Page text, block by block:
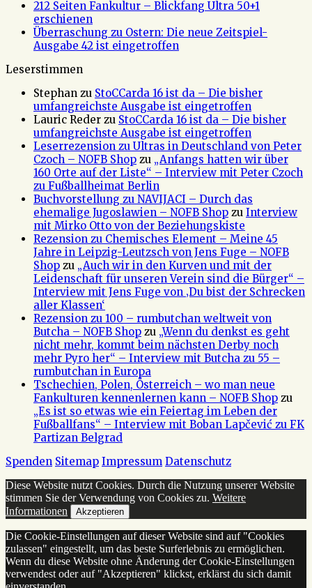
212 Seiten Fankultur – Blickfang Ultra 50+1
erschienen
Überraschung zu Ostern: Die neue Zeitspiel-
Ausgabe 42 ist eingetroffen
Leserstimmen
Stephan zu StoCCarda 16 ist da – Die bisher
umfangreichste Ausgabe ist eingetroffen
Lauric Reder zu StoCCarda 16 ist da – Die bisher
umfangreichste Ausgabe ist eingetroffen
Leserrezension zu Ultras in Deutschland von Peter
Czoch – NOFB Shop zu „Anfangs hatten wir über
160 Orte auf der Liste“ – Interview mit Peter Czoch
zu Fußballheimat Berlin
Buchvorstellung zu NAVIJACI – Durch das
ehemalige Jugoslawien – NOFB Shop zu Interview
mit Mirko Otto von der Beziehungskiste
Rezension zu Chemisches Element – Meine 45
Jahre in Leipzig-Leutzsch von Jens Fuge – NOFB
Shop zu „Auch wir in den Kurven und mit der
Leidenschaft für unseren Verein sind die Bürger“ –
Interview mit Jens Fuge von ‚Du bist der Schrecken
aller Klassen‘
Rezension zu 100 – rumbutchan weltweit von
Butcha – NOFB Shop zu „Wenn du denkst es geht
nicht mehr, kommt beim nächsten Derby noch
mehr Pyro her“ – Interview mit Butcha zu 55 –
rumbutchan in Europa
Tschechien, Polen, Österreich – wo man neue
Fankulturen kennenlernen kann – NOFB Shop zu
„Es ist so etwas wie ein Feiertag im Leben der
Fußballfans“ – Interview mit Boban Lapčević zu FK
Partizan Belgrad
Spenden Sitemap Impressum Datenschutz
Diese Website nutzt Cookies. Durch die Nutzung unserer Website
stimmen Sie der Verwendung von Cookies zu. Weitere
Informationen
Akzeptieren
Die Cookie-Einstellungen auf dieser Website sind auf "Cookies
zulassen" eingestellt, um das beste Surferlebnis zu ermöglichen.
Wenn du diese Website ohne Änderung der Cookie-Einstellungen
verwendest oder auf "Akzeptieren" klickst, erklärst du sich damit